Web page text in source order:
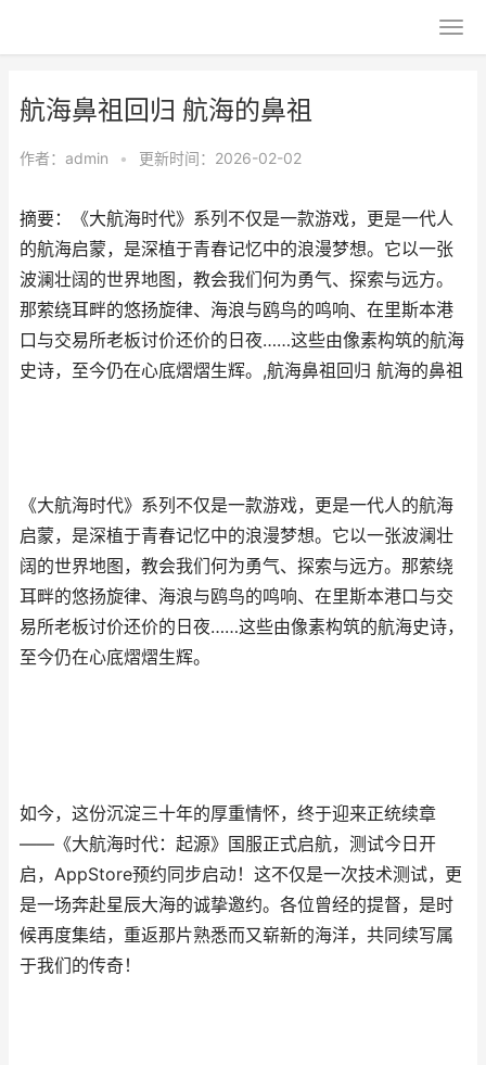
航海鼻祖回归 航海的鼻祖
作者： admin • 更新时间：2026-02-02
摘要：​《大航海时代》系列不仅是一款游戏，更是一代人
的航海启蒙，是深植于青春记忆中的浪漫梦想。它以一张
波澜壮阔的世界地图，教会我们何为勇气、探索与远方。
那萦绕耳畔的悠扬旋律、海浪与鸥鸟的鸣响、在里斯本港
口与交易所老板讨价还价的日夜……这些由像素构筑的航海
史诗，至今仍在心底熠熠生辉。,航海鼻祖回归 航海的鼻祖
《大航海时代》系列不仅是一款游戏，更是一代人的航海
启蒙，是深植于青春记忆中的浪漫梦想。它以一张波澜壮
阔的世界地图，教会我们何为勇气、探索与远方。那萦绕
耳畔的悠扬旋律、海浪与鸥鸟的鸣响、在里斯本港口与交
易所老板讨价还价的日夜……这些由像素构筑的航海史诗，
至今仍在心底熠熠生辉。
如今，这份沉淀三十年的厚重情怀，终于迎来正统续章
——《大航海时代：起源》国服正式启航，测试今日开
启，AppStore预约同步启动！这不仅是一次技术测试，更
是一场奔赴星辰大海的诚挚邀约。各位曾经的提督，是时
候再度集结，重返那片熟悉而又崭新的海洋，共同续写属
于我们的传奇！